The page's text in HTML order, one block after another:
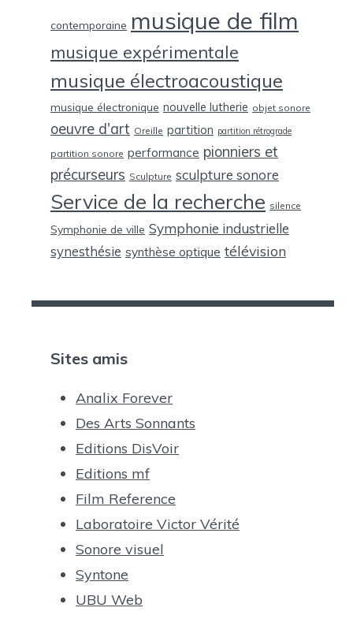
contemporaine musique de film
musique expérimentale
musique électroacoustique
musique électronique nouvelle lutherie objet sonore
oeuvre d'art Oreille partition partition rétrograde
partition sonore performance pionniers et
précurseurs Sculpture sculpture sonore
Service de la recherche silence
Symphonie de ville Symphonie industrielle
synesthésie synthèse optique télévision
Sites amis
Analix Forever
Des Arts Sonnants
Editions DisVoir
Editions mf
Film Reference
Laboratoire Victor Vérité
Sonore visuel
Syntone
UBU Web